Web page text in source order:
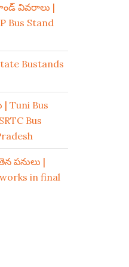
వివరాలు |
Bus Stand
Bustands
Tuni Bus
Bus
పనులు |
in final